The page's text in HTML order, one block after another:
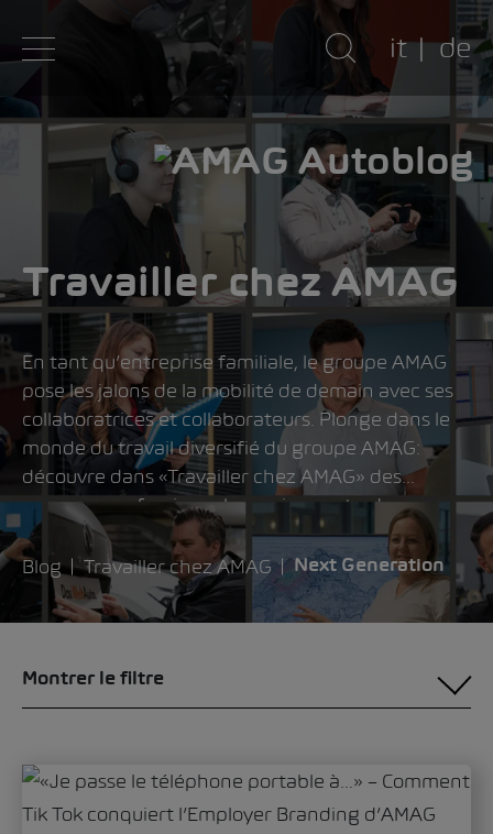
it de
Travailler chez AMAG
Blog Travailler chez AMAG Next Generation
En tant qu’entreprise familiale, le groupe AMAG
pose les jalons de la mobilité de demain avec ses
collaboratrices et collaborateurs. Plonge dans le
monde du travail diversifié du groupe AMAG:
découvre dans «Travailler chez AMAG» des
parcours professionnels passionnants, des
success stories des apprenties et apprentis et de
nombreuses possibilités de formation initiale et
continue.
Montrer le filtre